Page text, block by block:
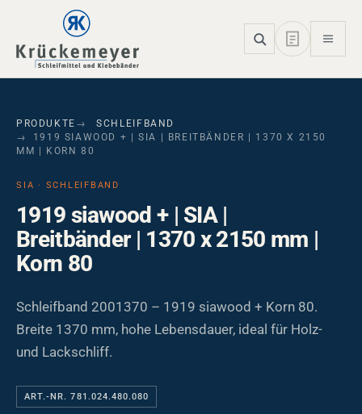
Skip to main navigation
Skip to main content
Skip to page footer
PRODUKTE
SCHLEIFBAND
1919 SIAWOOD + | SIA | BREITBÄNDER | 1370 X 2150
MM | KORN 80
SIA · SCHLEIFBAND
1919 siawood + | SIA |
Breitbänder | 1370 x 2150 mm |
Korn 80
Schleifband 2001370 – 1919 siawood + Korn 80.
Breite 1370 mm, hohe Lebensdauer, ideal für Holz-
und Lackschliff.
ART.-NR. 781.024.480.080